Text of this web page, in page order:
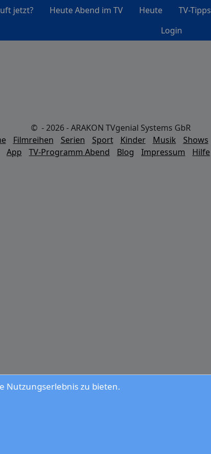
jetzt? Heute Abend im TV Heute TV-Tipps
Login
Nutzungserlebnis zu bieten.
© - 2026 - ARAKON TVgenial Systems GbR
Filmreihen Serien Sport Kinder Musik Shows
App
TV-Programm Abend Blog Impressum Hilfe